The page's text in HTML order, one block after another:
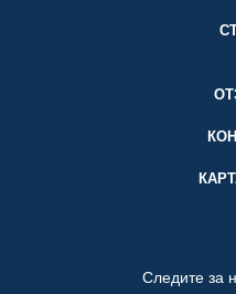
Следите за